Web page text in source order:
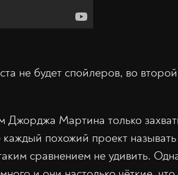
не будет спойлеров, во
Джорджа Мартина только
каждый похожий проект
сравнением не удивить.